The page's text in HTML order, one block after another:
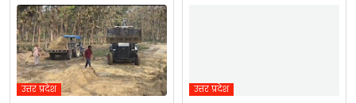
उत्तर प्रदेश उत्तर प्रदेश